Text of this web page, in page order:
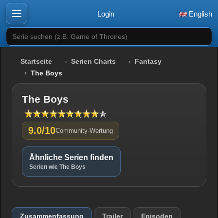
Login English
Serie suchen (z.B. Game of Thrones)
Startseite Serien Charts
Fantasy
The Boys
The Boys
9.0/10Community-Wertung
Ähnliche Serien finden
Serien wie The Boys
Zusammenfassung Trailer Episoden